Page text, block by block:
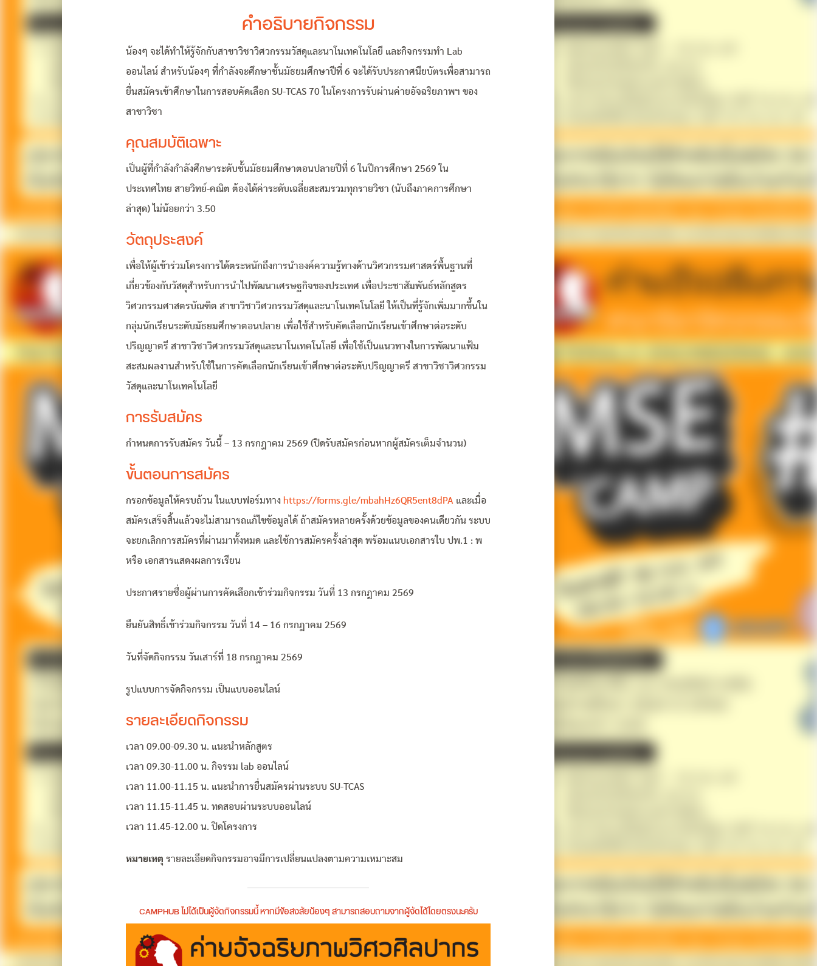
คำอธิบายกิจกรรม
น้องๆ จะได้ทำให้รู้จักกับสาขาวิชาวิศวกรรมวัสดุและนาโนเทคโนโลยี และกิจกรรมทำ Lab
ออนไลน์ สำหรับน้องๆ ที่กำลังจะศึกษาชั้นมัธยมศึกษาปีที่ 6 จะได้รับประกาศนียบัตรเพื่อสามารถ
ยื่นสมัครเข้าศึกษาในการสอบคัดเลือก SU-TCAS 70 ในโครงการรับผ่านค่ายอัจฉริยภาพฯ ของ
สาขาวิชา
คุณสมบัติเฉพาะ
เป็นผู้ที่กำลังกำลังศึกษาระดับชั้นมัธยมศึกษาตอนปลายปีที่ 6 ในปีการศึกษา 2569 ใน
ประเทศไทย สายวิทย์-คณิต ต้องได้ค่าระดับเฉลี่ยสะสมรวมทุกรายวิชา (นับถึงภาคการศึกษา
ล่าสุด) ไม่น้อยกว่า 3.50
วัตถุประสงค์
เพื่อให้ผู้เข้าร่วมโครงการได้ตระหนักถึงการนำองค์ความรู้ทางด้านวิศวกรรมศาสตร์พื้นฐานที่
เกี่ยวข้องกับวัสดุสำหรับการนำไปพัฒนาเศรษฐกิจของประเทศ เพื่อประชาสัมพันธ์หลักสูตร
วิศวกรรมศาสตรบัณฑิต สาขาวิชาวิศวกรรมวัสดุและนาโนเทคโนโลยี ให้เป็นที่รู้จักเพิ่มมากขึ้นใน
กลุ่มนักเรียนระดับมัธยมศึกษาตอนปลาย เพื่อใช้สำหรับคัดเลือกนักเรียนเข้าศึกษาต่อระดับ
ปริญญาตรี สาขาวิชาวิศวกรรมวัสดุและนาโนเทคโนโลยี เพื่อใช้เป็นแนวทางในการพัฒนาแฟ้ม
สะสมผลงานสำหรับใช้ในการคัดเลือกนักเรียนเข้าศึกษาต่อระดับปริญญาตรี สาขาวิชาวิศวกรรม
วัสดุและนาโนเทคโนโลยี
การรับสมัคร
กำหนดการรับสมัคร วันนี้ – 13 กรกฎาคม 2569 (ปิดรับสมัครก่อนหากผู้สมัครเต็มจำนวน)
ขั้นตอนการสมัคร
กรอกข้อมูลให้ครบถ้วน ในแบบฟอร์มทาง https://forms.gle/mbahHz6QR5ent8dPA และเมื่อ
สมัครเสร็จสิ้นแล้วจะไม่สามารถแก้ไขข้อมูลได้ ถ้าสมัครหลายครั้งด้วยข้อมูลของคนเดียวกัน ระบบ
จะยกเลิกการสมัครที่ผ่านมาทั้งหมด และใช้การสมัครครั้งล่าสุด พร้อมแนบเอกสารใบ ปพ.1 : พ
หรือ เอกสารแสดงผลการเรียน
ประกาศรายชื่อผู้ผ่านการคัดเลือกเข้าร่วมกิจกรรม วันที่ 13 กรกฎาคม 2569
ยืนยันสิทธิ์เข้าร่วมกิจกรรม วันที่ 14 – 16 กรกฎาคม 2569
วันที่จัดกิจกรรม วันเสาร์ที่ 18 กรกฎาคม 2569
รูปแบบการจัดกิจกรรม เป็นแบบออนไลน์
รายละเอียดกิจกรรม
เวลา 09.00-09.30 น. แนะนำหลักสูตร
เวลา 09.30-11.00 น. กิจรรม lab ออนไลน์
เวลา 11.00-11.15 น. แนะนำการยื่นสมัครผ่านระบบ SU-TCAS
เวลา 11.15-11.45 น. ทดสอบผ่านระบบออนไลน์
เวลา 11.45-12.00 น. ปิดโครงการ
หมายเหตุ รายละเอียดกิจกรรมอาจมีการเปลี่ยนแปลงตามความเหมาะสม
CAMPHUB ไม่ได้เป็นผู้จัดกิจกรรมนี้ หากมีข้อสงสัยน้องๆ สามารถสอบถามจากผู้จัดได้โดยตรงนะครับ